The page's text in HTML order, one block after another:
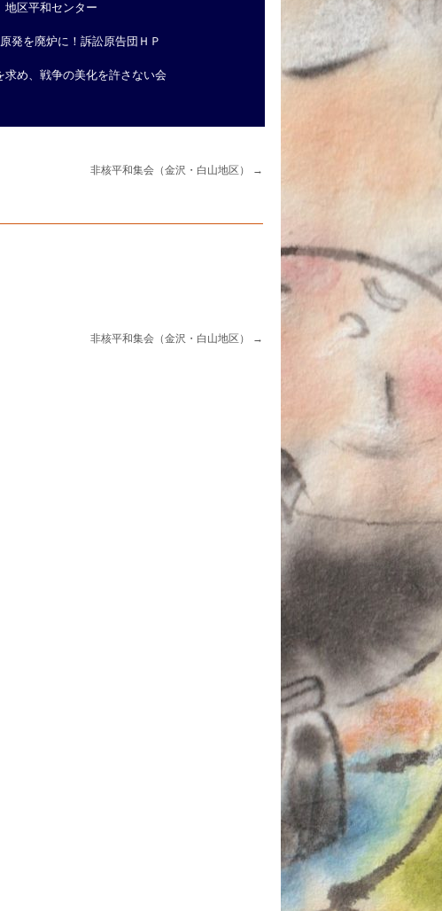
地区平和センター
発を廃炉に！訴訟原告団ＨＰ
め、戦争の美化を許さない会
非核平和集会（金沢・白山地区） →
非核平和集会（金沢・白山地区） →